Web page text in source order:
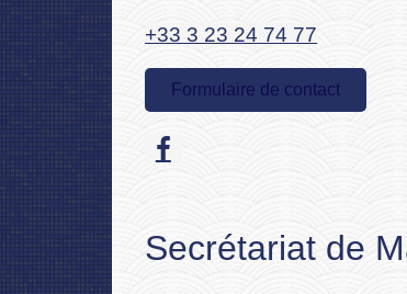
+33 3 23 24 74 77
Formulaire de contact
Secrétariat de